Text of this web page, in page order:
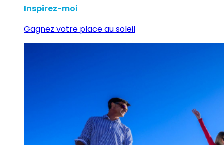
Inspirez-moi
Gagnez votre place au soleil